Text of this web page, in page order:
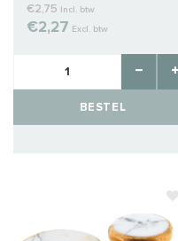
€2,75 Incl. btw
€2,27 Excl. btw
BESTEL